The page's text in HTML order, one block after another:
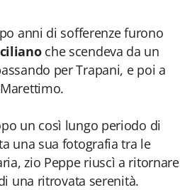
anni di sofferenze furono
che scendeva da un
per Trapani, e poi a
un così lungo periodo di
una sua fotografia tra le
zio Peppe riuscì a ritornare
una ritrovata serenità.